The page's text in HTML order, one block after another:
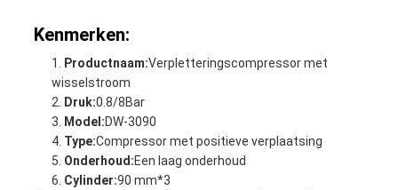
Kenmerken:
Productnaam:Verpletteringscompressor met
wisselstroom
Druk:0.8/8Bar
Model:DW-3090
Type:Compressor met positieve verplaatsing
Onderhoud:Een laag onderhoud
Cylinder:90 mm*3